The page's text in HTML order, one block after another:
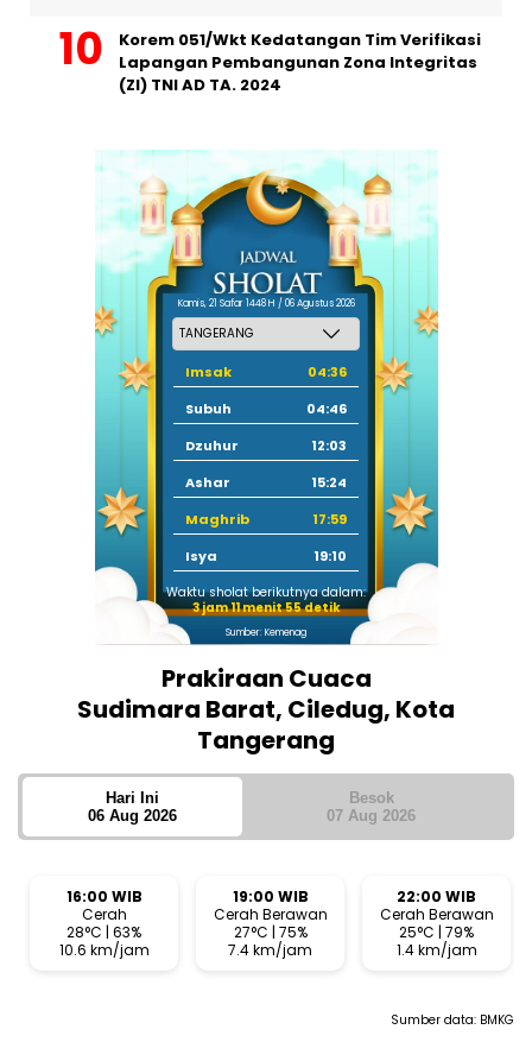
Korem 051/Wkt Kedatangan Tim Verifikasi
Lapangan Pembangunan Zona Integritas
(ZI) TNI AD TA. 2024
Kamis, 21 Safar 1448 H / 06 Agustus 2026
Imsak
04:36
Subuh
04:46
Dzuhur
12:03
Ashar
15:24
Maghrib
17:59
Isya
19:10
Waktu sholat berikutnya dalam:
3 jam 11 menit 54 detik
Sumber: Kemenag
Prakiraan Cuaca
Sudimara Barat, Ciledug, Kota
Tangerang
Hari Ini
06 Aug 2026
Besok
07 Aug 2026
16:00 WIB
Cerah
28°C | 63%
10.6 km/jam
19:00 WIB
Cerah Berawan
27°C | 75%
7.4 km/jam
22:00 WIB
Cerah Berawan
25°C | 79%
1.4 km/jam
Sumber data: BMKG